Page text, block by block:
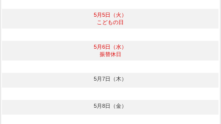
5月5日（火）
こどもの日
5月6日（水）
振替休日
5月7日（木）
5月8日（金）